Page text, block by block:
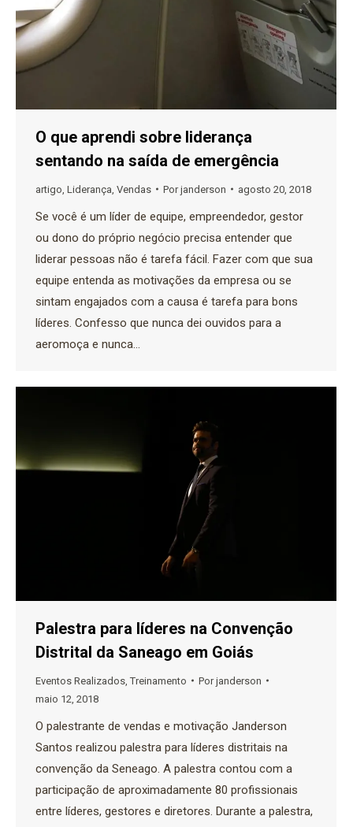
O que aprendi sobre liderança
sentando na saída de emergência
artigo Liderança Vendas Porjanderson agosto 20, 2018
Se você é um líder de equipe, empreendedor, gestor
ou dono do próprio negócio precisa entender que
liderar pessoas não é tarefa fácil. Fazer com que sua
equipe entenda as motivações da empresa ou se
sintam engajados com a causa é tarefa para bons
líderes. Confesso que nunca dei ouvidos para a
aeromoça e nunca…
Palestra para líderes na Convenção
Distrital da Saneago em Goiás
Eventos Realizados ,Treinamento Porjanderson
maio 12, 2018
O palestrante de vendas e motivação Janderson
Santos realizou palestra para líderes distritais na
convenção da Seneago. A palestra contou com a
participação de aproximadamente 80 profissionais
entre líderes, gestores e diretores. Durante a palestra,